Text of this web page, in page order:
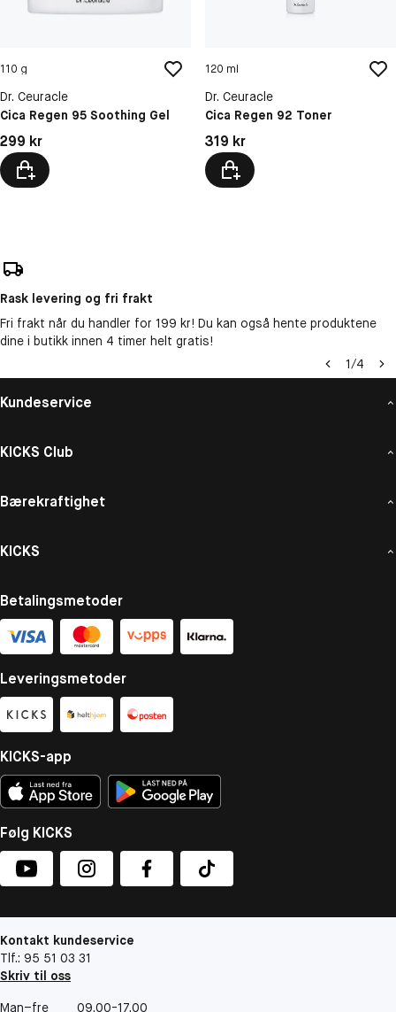
110 g
Dr. Ceuracle
Cica Regen 95 Soothing Gel
Pris: 299 kr
299 kr
120 ml
Dr. Ceuracle
Cica Regen 92 Toner
Pris: 319 kr
319 kr
Rask levering og fri frakt
Fri frakt når du handler for 199 kr! Du kan også hente produktene
dine i butikk innen 4 timer helt gratis!
1/4
Kundeservice
KICKS Club
Bærekraftighet
KICKS
Betalingsmetoder
Leveringsmetoder
KICKS-app
Følg KICKS
Kontakt kundeservice
Tlf.: 95 51 03 31
Skriv til oss
Man–fre
09.00-17.00